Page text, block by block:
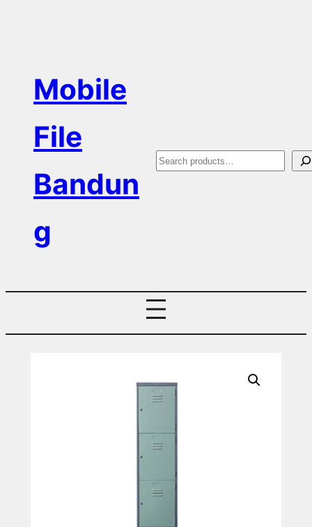
Mobile
File
Bandun
g
S